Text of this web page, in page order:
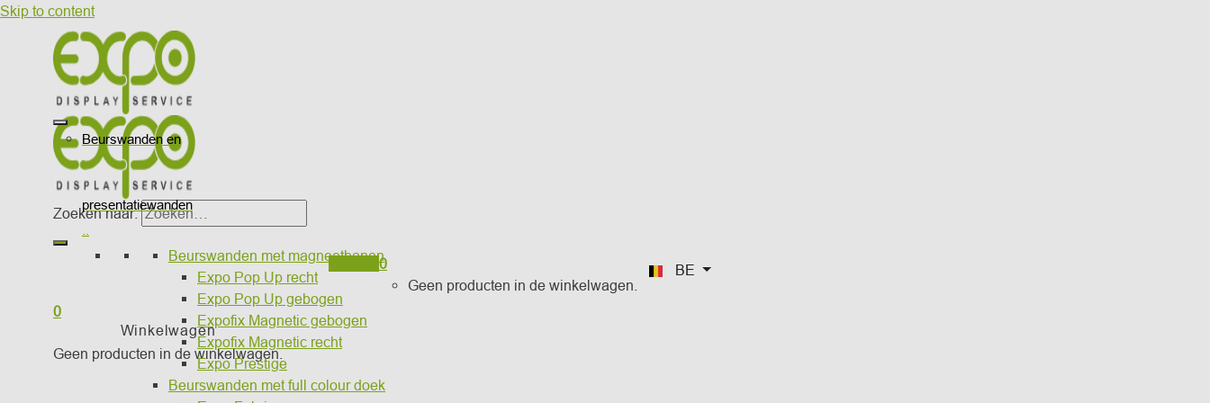
Skip to content
Zoeken naar:
0
Geen producten in de winkelwagen.
BE
0
Winkelwagen
Geen producten in de winkelwagen.
Beurswanden en
presentatiewanden
Beurswanden met magneetbanen
Expo Pop Up recht
Expo Pop Up gebogen
Expofix Magnetic gebogen
Expofix Magnetic recht
Expo Prestige
Beurswanden met full colour doek